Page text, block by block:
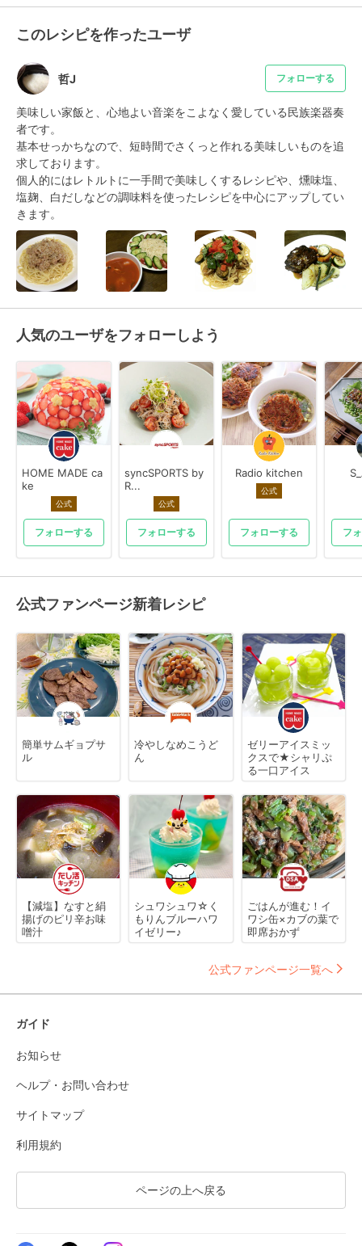
このレシピを作ったユーザ
哲J フォローする
美味しい家飯と、心地よい音楽をこよなく愛している民族楽器奏
者です。
基本せっかちなので、短時間でさくっと作れる美味しいものを追
求しております。
個人的にはレトルトに一手間で美味しくするレシピや、燻味塩、
塩麹、白だしなどの調味料を使ったレシピを中心にアップしてい
きます。
人気のユーザをフォローしよう
HOME MADE ca
ke
公式
フォローする
syncSPORTS by
R...
公式
フォローする
Radio kitchen
公式
フォローする フ
公式ファンページ新着レシピ
簡単サムギョプサ
ル
冷やしなめこうど
ん
ゼリーアイスミッ
クスで★シャリぷ
る一口アイス
【減塩】なすと絹
揚げのピリ辛お味
噌汁
シュワシュワ☆く
もりんブルーハワ
イゼリー♪
ごはんが進む！イ
ワシ缶×カブの葉で
即席おかず
公式ファンページ一覧へ
ガイド
お知らせ
ヘルプ・お問い合わせ
サイトマップ
利用規約
ページの上へ戻る